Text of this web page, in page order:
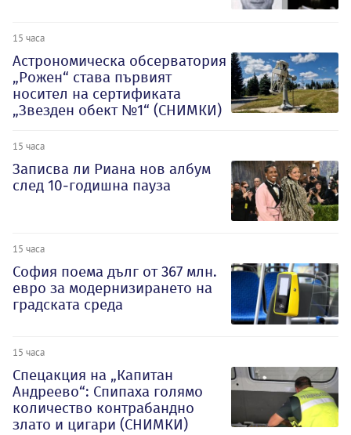
15 часа
Астрономическа обсерватория
„Рожен“ става първият
носител на сертификата
„Звезден обект №1“ (СНИМКИ)
15 часа
Записва ли Риана нов албум
след 10-годишна пауза
15 часа
София поема дълг от 367 млн.
евро за модернизирането на
градската среда
15 часа
Спецакция на „Капитан
Андреево“: Спипаха голямо
количество контрабандно
злато и цигари (СНИМКИ)